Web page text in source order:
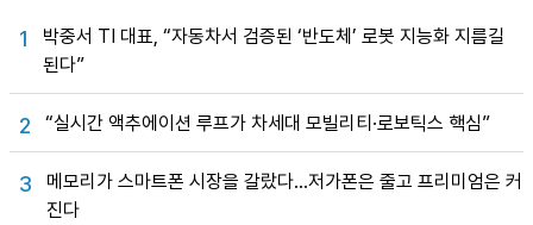
1
박중서 TI 대표, “자동차서 검증된 ‘반도체’ 로봇 지능화 지름길
된다”
2 “실시간 액추에이션 루프가 차세대 모빌리티·로보틱스 핵심”
3
메모리가 스마트폰 시장을 갈랐다…저가폰은 줄고 프리미엄은 커
진다